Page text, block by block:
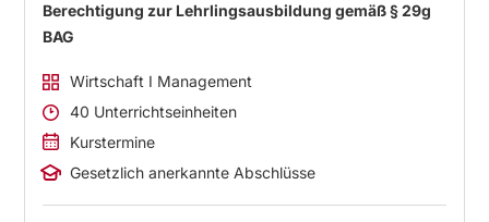
Berechtigung zur Lehrlingsausbildung gemäß § 29g
BAG
Wirtschaft I Management
40 Unterrichtseinheiten
Kurstermine
Gesetzlich anerkannte Abschlüsse